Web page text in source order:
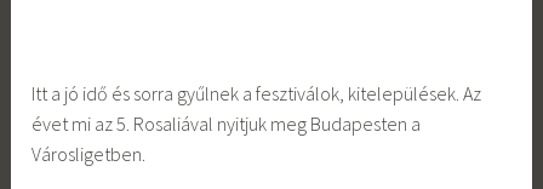
Itt a jó idő és sorra gyűlnek a fesztiválok, kitelepülések. Az
évet mi az 5. Rosaliával nyitjuk meg Budapesten a
Városligetben.